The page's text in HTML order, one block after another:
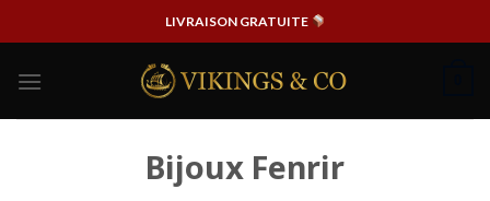
au
LIVRAISON GRATUITE
Bijoux Fenrir